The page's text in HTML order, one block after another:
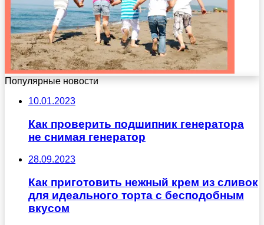
Популярные новости
10.01.2023
Как проверить подшипник генератора
не снимая генератор
28.09.2023
Как приготовить нежный крем из сливок
для идеального торта с бесподобным
вкусом